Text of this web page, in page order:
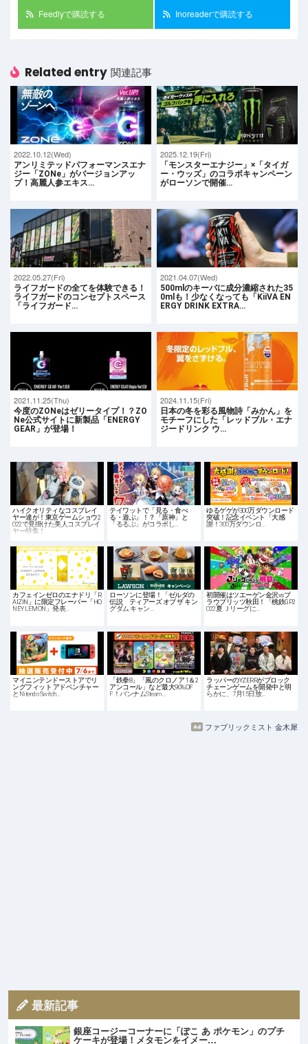
Feedlyで購読する Inoreaderで購読する
Related entry 関連記事
2022.10.12(Wed)
アンリミテッドパフォーマンスエナ
ジー「ZONe」がバージョンアッ
プ！高麗人参エキス…
2025.12.19(Fri)
「モンスターエナジー」×「タイガ
ー・ウッズ」のコラボキャンペーン
がローソンで開催…
2022.05.27(Fri)
ライフガードの全てを体験できる！
ライフガードのコンセプトスペース
「ライフガード…
2021.04.07(Wed)
500mlのキーバに成分濃縮された35
0mlも！少なくなっても「KiiVA EN
ERGY DRINK EXTRA…
2021.11.25(Thu)
今度のZONeはゼリータイプ！？ZO
Ne公式サイトに新製品「ENERGY
GEAR」が登場！
2024.11.15(Fri)
日本の冬を彩る風物詩「みかん」を
モチーフにした「レッドブル・エナ
ジードリンク ウ…
ハイクオリティなコスプレイ
ヤー達が！東京ゲームショウ2
022で見掛けた美人コスプレイ
ヤー特集！
テイワットで「見る・食べ
る・遊ぶ」！？「原神」と
「るるぶ」がコラボし…
ゆるゲゲが300万ダウンロード
突破！記念イベント「大感
謝！300万ダウンロ…
カフェインゼロのエナドリ「R
AIZIN」に限定フレーバー「HO
NEY LEMON」発表…
ローソンに登場！「ゼルダの
伝説 ティアーズ オブ ザ キン
グダム キャン…
初開催はツエーゲン金沢vsブ
ラウブリッツ秋田！「桃鉄GP2
022夏 Ｊリーグに…
マイニンテンドーストアでリ
ングフィット アドベンチャー
とNitendo Switch…
「鉄拳8」「風のクロノア 1＆2
アンコール」など最大90%OF
F！バンナムSteam…
ラッパーのYZERRがブロック
チェーンゲームを開発中と明
らかに、7月15日放…
ファブリックミスト 金木犀
最新記事
銀座コージーコーナーに「ぽこ あ ポケモン」のプチ
ケーキが登場！メタモンをイメー…